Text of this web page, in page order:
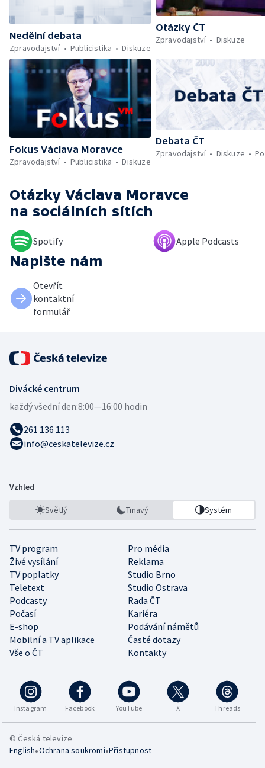
Nedělní debata
Zpravodajství
Publicistika Diskuze
Otázky ČT
Zpravodajství
Diskuze
Fokus Václava Moravce
Zpravodajství
Publicistika Diskuze
Debata ČT
Zpravodajství
Diskuze
Otázky Václava Moravce
na sociálních sítích
Spotify Apple Podcasts
Napište nám
Otevřít
kontaktní
formulář
Divácké centrum
každý všední den:8:00—16:00 hodin
261 136 113
info@ceskatelevize.cz
Vzhled
Světlý Tmavý Systém
TV program
Pro média
Živé vysílání
Reklama
TV poplatky
Studio Brno
Teletext
Studio Ostrava
Podcasty
Rada ČT
Počasí
Kariéra
E-shop
Podávání námětů
Mobilní a TV aplikace
Časté dotazy
Vše o ČT
Kontakty
Instagram Facebook YouTube X Threads
© Česká televize
English•Ochrana soukromí•Přístupnost